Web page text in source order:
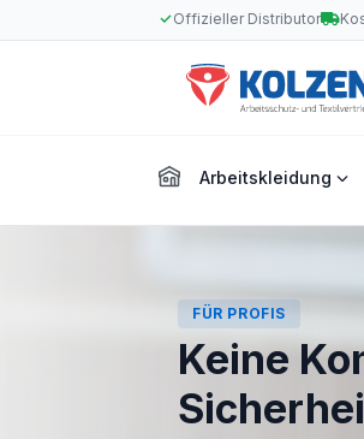
Hauptinhalt springen
Zur Suche springen
Zur Hauptnavigation springen
Offizieller Distributor
Arbeitskleidung
FÜR PROFIS
Keine